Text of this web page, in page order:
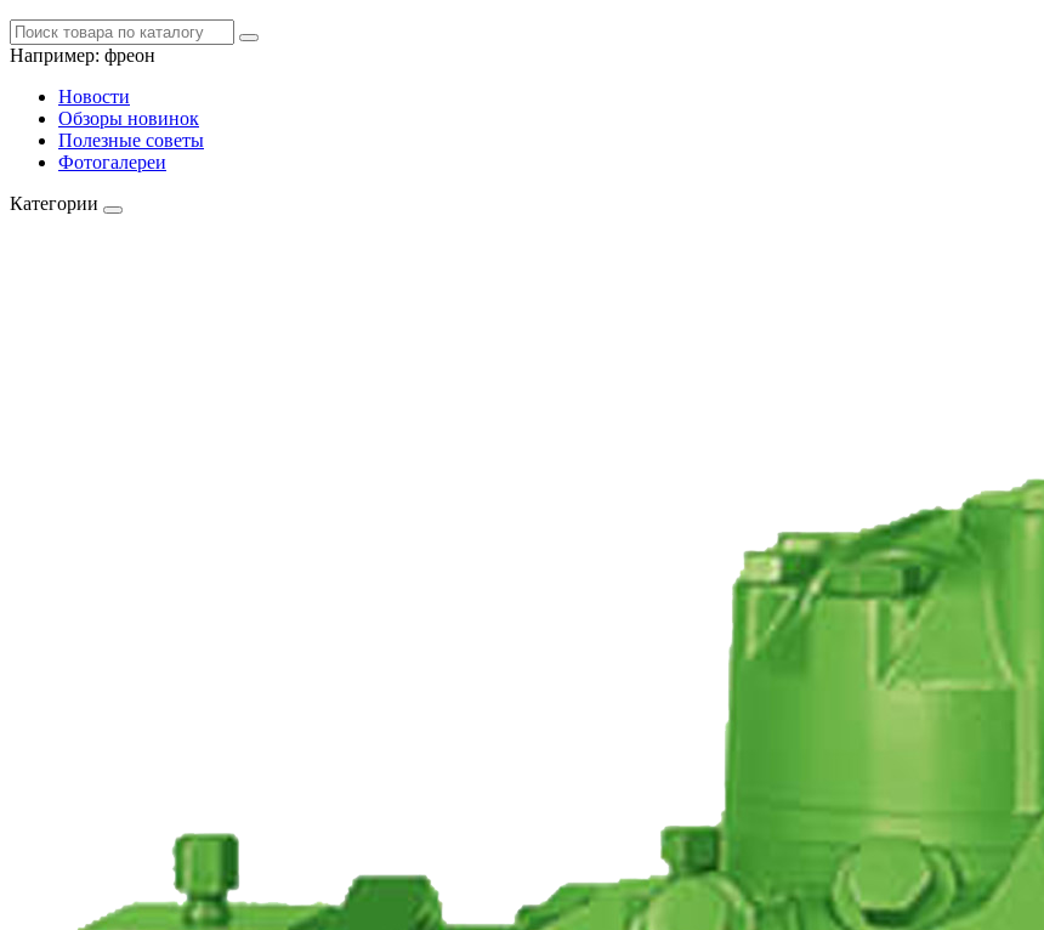
Например: фреон
Новости
Обзоры новинок
Полезные советы
Фотогалереи
Категории